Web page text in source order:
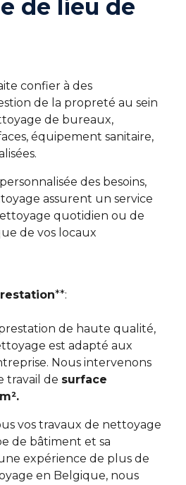
de lieu de
confier à des
de la propreté au sein
de bureaux,
équipement sanitaire,
des besoins,
assurent un service
quotidien ou de
de vos locaux
**:
de haute qualité,
est adapté aux
Nous intervenons
travail de surface
vos travaux de nettoyage
de bâtiment et sa
expérience de plus de
en Belgique, nous